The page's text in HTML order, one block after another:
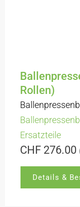
Rollen)
Ersatzteile
CHF 276.00
Details &